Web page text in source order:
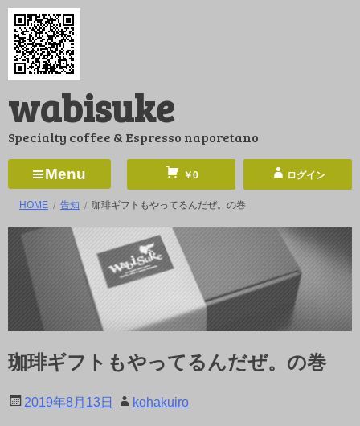
コ
ン
ツ
ス
ッ
wabisuke
Specialty coffee & Espresso naporetano
Menu ￥0 ログイン
HOME 告知 珈琲ギフトもやってるんだぜ。の巻
珈琲ギフトもやってるんだぜ。の巻
2019年8月13日 kohakuiro